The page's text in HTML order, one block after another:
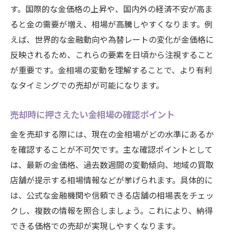
す。国際的な金価格の上昇や、国内外の経済不安が高ま
ると金の需要が増え、相場が高騰しやすくなります。例
えば、世界的な金融動向や為替レートの変化が金価格に
反映されるため、これらの要素を日頃から注視すること
が重要です。金相場の変動を理解することで、より有利
なタイミングでの売却が可能になります。
売却時に押さえたい金相場の確認ポイント
金を売却する際には、現在の金相場がどの水準にあるか
を確認することが不可欠です。主な確認ポイントとして
は、最新の金価格、過去数週間の変動傾向、地域の買取
店舗が提示する相場情報などが挙げられます。具体的に
は、公式な金融機関や信頼できる店舗の相場表をチェッ
クし、複数の情報を照合しましょう。これにより、納得
できる価格での売却が実現しやすくなります。